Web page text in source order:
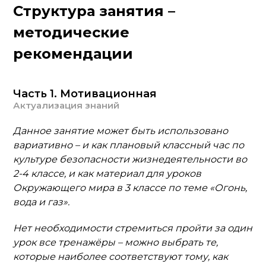
Структура занятия –
методические
рекомендации
Часть 1. Мотивационная
Актуализация знаний
Данное занятие может быть использовано
вариативно – и как плановый классный час по
культуре безопасности жизнедеятельности во
2-4 классе, и как материал для уроков
Окружающего мира в 3 классе по теме «Огонь,
вода и газ».
Нет необходимости стремиться пройти за один
урок все тренажёры – можно выбрать те,
которые наиболее соответствуют тому, как